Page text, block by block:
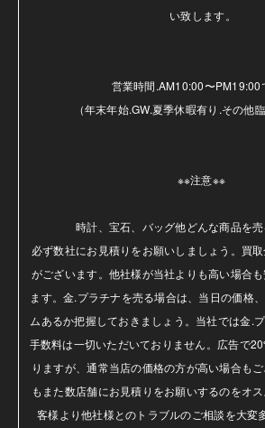
い致します。
営業時間.AM10:00〜PM19:00
（年末年始.GW.夏季休暇有り.その他
※※注意※※
時計、宝石、バッグ他どんな商品を売
必ず数社にお見積りをお願いしましょう。買
がございます。他社様が当社よりも高い場合
ます。金.プラチナを売る場合は、当日の価格
ムあるか把握しておきましょう。当社では金.
手数料は一切いただいておりません。広告で
りますが、通常当店の価格の方が高い場合も
もまた数店舗にお見積りをお願いするのをオ
客様より他社様とのトラブルのご相談を大変